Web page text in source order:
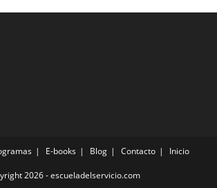
E-books Blog Contacto Inicio
2026 - escueladelservicio.com